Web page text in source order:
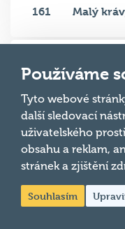
161 Malý
mňamky
163
kočka
Sudeťáci
Používáme
Tyto webové
další sledovací
uživatelského
obsahu a reklam,
stránek a zjištění
Souhlasím